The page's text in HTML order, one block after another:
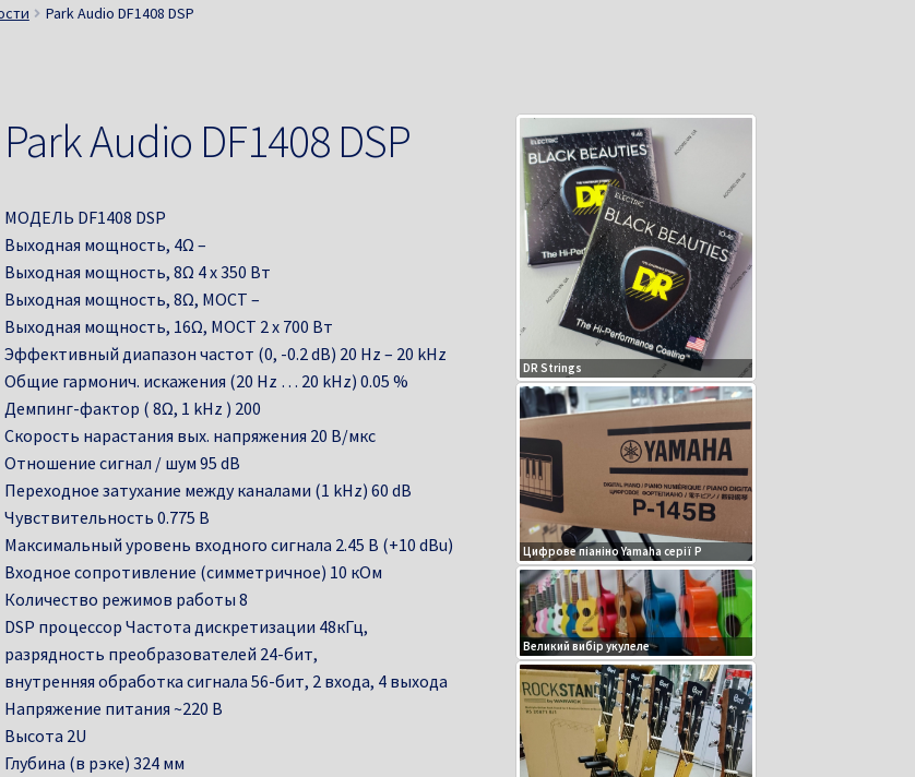
Park Audio DF1408 DSP
Park Audio DF1408 DSP
МОДЕЛЬ DF1408 DSP
Выходная мощность, 4Ω –
Выходная мощность, 8Ω 4 х 350 Вт
Выходная мощность, 8Ω, МОСТ –
Выходная мощность, 16Ω, МОСТ 2 х 700 Вт
Эффективный диапазон частот (0, -0.2 dB) 20 Hz – 20 kHz
Общие гармонич. искажения (20 Hz … 20 kHz) 0.05 %
Демпинг-фактор ( 8Ω, 1 kHz ) 200
Скорость нарастания вых. напряжения 20 В/мкс
Отношение сигнал / шум 95 dB
Переходное затухание между каналами (1 kHz) 60 dB
Чувствительность 0.775 В
Максимальный уровень входного сигнала 2.45 В (+10 dBu)
Входное сопротивление (симметричное) 10 кОм
Количество режимов работы 8
DSP процессор Частота дискретизации 48кГц,
разрядность преобразователей 24-бит,
внутренняя обработка сигнала 56-бит, 2 входа, 4 выхода
Напряжение питания ~220 В
Высота 2U
Глубина (в рэке) 324 мм
DR Strings
Цифрове піаніно Yamaha серії P
Великий вибір укулеле